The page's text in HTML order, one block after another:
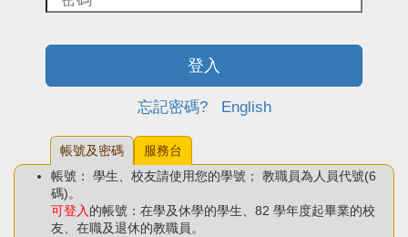
登入
忘記密碼? English
帳號及密碼
服務台
帳號： 學生、校友請使用您的學號； 教職員為人員代號(6
碼)。
可登入 的帳號：在學及休學的學生、82 學年度起畢業的校
友、在職及退休的教職員。